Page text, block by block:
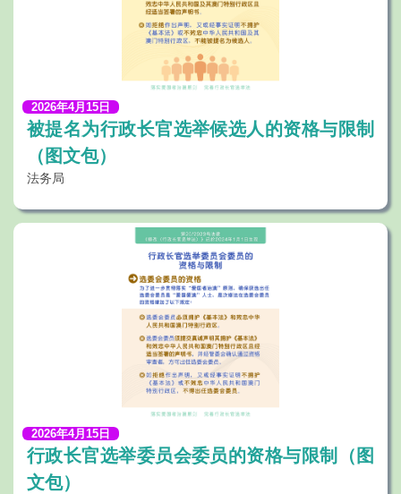
2026年4月15日
被提名为行政长官选举候选人的资格与限制
（图文包）
法务局
2026年4月15日
行政长官选举委员会委员的资格与限制（图
文包）